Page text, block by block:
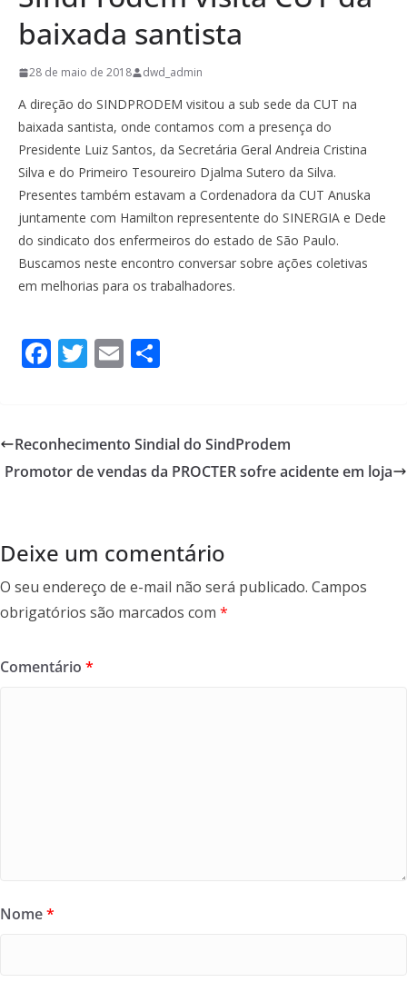
baixada santista
28 de maio de 2018 dwd_admin
A direção do SINDPRODEM visitou a sub sede da CUT na
baixada santista, onde contamos com a presença do
Presidente Luiz Santos, da Secretária Geral Andreia Cristina
Silva e do Primeiro Tesoureiro Djalma Sutero da Silva.
Presentes também estavam a Cordenadora da CUT Anuska
juntamente com Hamilton representente do SINERGIA e Dede
do sindicato dos enfermeiros do estado de São Paulo.
Buscamos neste encontro conversar sobre ações coletivas
em melhorias para os trabalhadores.
F
b
o
T
er
E
l e
Reconhecimento Sindial do SindProdem
Promotor de vendas da PROCTER sofre acidente em loja
Deixe um comentário
O seu endereço de e-mail não será publicado. Campos
obrigatórios são marcados com *
Comentário *
Nome*